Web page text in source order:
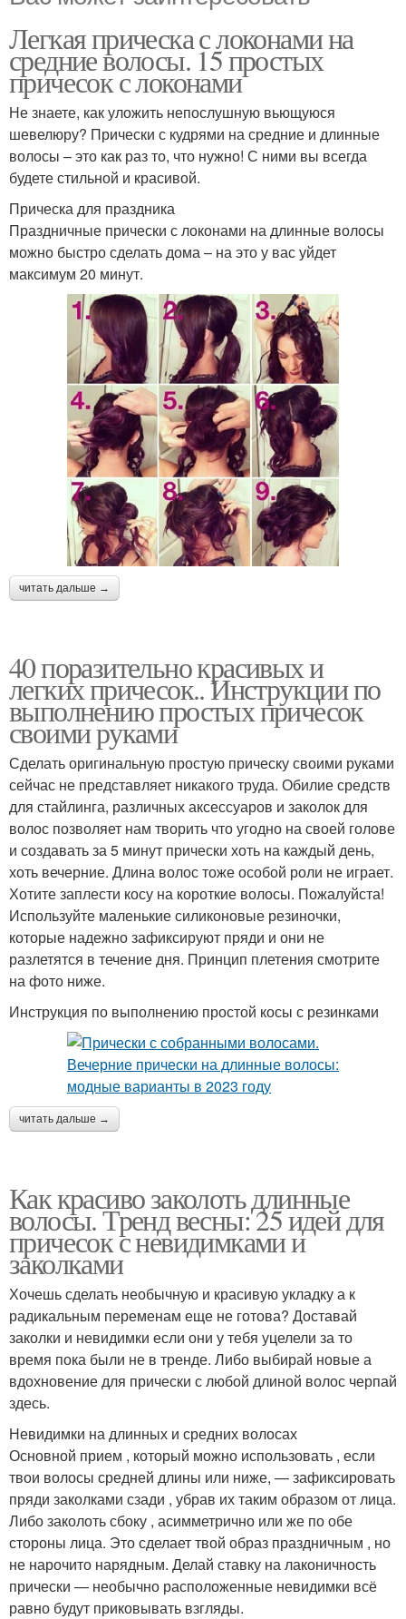
Легкая прическа с локонами на
средние волосы. 15 простых
причесок с локонами
Не знаете, как уложить непослушную вьющуюся
шевелюру? Прически с кудрями на средние и длинные
волосы – это как раз то, что нужно! С ними вы всегда
будете стильной и красивой.
Прическа для праздника
Праздничные прически с локонами на длинные волосы
можно быстро сделать дома – на это у вас уйдет
максимум 20 минут.
читать дальше →
40 поразительно красивых и
легких причесок.. Инструкции по
выполнению простых причесок
своими руками
Сделать оригинальную простую прическу своими руками
сейчас не представляет никакого труда. Обилие средств
для стайлинга, различных аксессуаров и заколок для
волос позволяет нам творить что угодно на своей голове
и создавать за 5 минут прически хоть на каждый день,
хоть вечерние. Длина волос тоже особой роли не играет.
Хотите заплести косу на короткие волосы. Пожалуйста!
Используйте маленькие силиконовые резиночки,
которые надежно зафиксируют пряди и они не
разлетятся в течение дня. Принцип плетения смотрите
на фото ниже.
Инструкция по выполнению простой косы с резинками
читать дальше →
Как красиво заколоть длинные
волосы. Тренд весны: 25 идей для
причесок с невидимками и
заколками
Хочешь сделать необычную и красивую укладку а к
радикальным переменам еще не готова? Доставай
заколки и невидимки если они у тебя уцелели за то
время пока были не в тренде. Либо выбирай новые а
вдохновение для прически с любой длиной волос черпай
здесь.
Невидимки на длинных и средних волосах
Основной прием , который можно использовать , если
твои волосы средней длины или ниже, — зафиксировать
пряди заколками сзади , убрав их таким образом от лица.
Либо заколоть сбоку , асимметрично или же по обе
стороны лица. Это сделает твой образ праздничным , но
не нарочито нарядным. Делай ставку на лаконичность
прически — необычно расположенные невидимки всё
равно будут приковывать взгляды.